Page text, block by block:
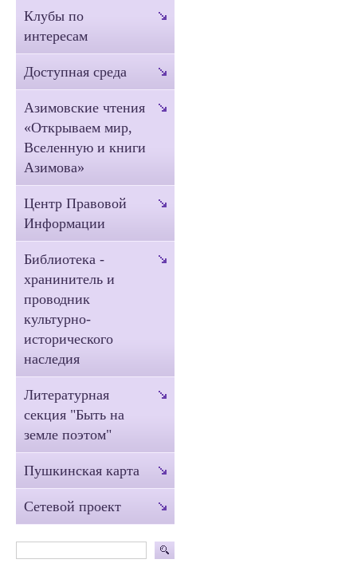
Клубы по
интересам
Доступная среда
Азимовские чтения
«Открываем мир,
Вселенную и книги
Азимова»
Центр Правовой
Информации
Библиотека -
хранинитель и
проводник
культурно-
исторического
наследия
Литературная
секция "Быть на
земле поэтом"
Пушкинская карта
Сетевой проект